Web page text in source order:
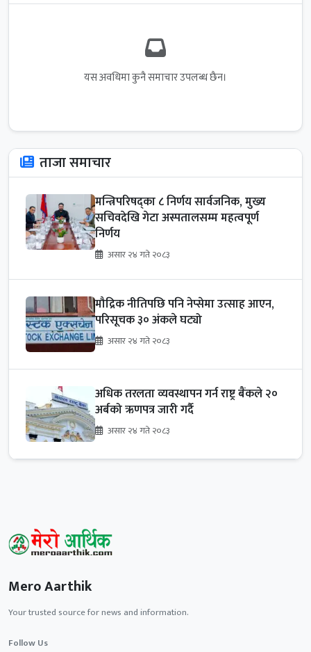
यस अवधिमा कुनै समाचार उपलब्ध छैन।
ताजा समाचार
मन्त्रिपरिषद्का ८ निर्णय सार्वजनिक, मुख्य
सचिवदेखि गेटा अस्पतालसम्म महत्वपूर्ण
निर्णय
असार २४ गते २०८३
मौद्रिक नीतिपछि पनि नेप्सेमा उत्साह आएन,
परिसूचक ३० अंकले घट्यो
असार २४ गते २०८३
अधिक तरलता व्यवस्थापन गर्न राष्ट्र बैंकले २०
अर्बको ऋणपत्र जारी गर्दै
असार २४ गते २०८३
Mero Aarthik
Your trusted source for news and information.
Follow Us